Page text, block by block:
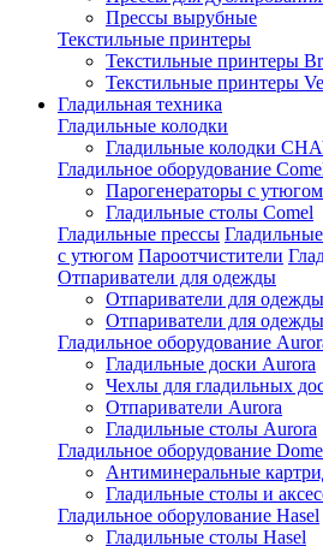
Прессы вырубные
Текстильные принтеры
Текстильные принтеры
Текстильные принтеры
Гладильная техника
Гладильные колодки
Гладильные колодки
Гладильное оборудование
Парогенераторы с
Гладильные столы Comel
Гладильные прессы
с утюгом Пароотчистители
Отпариватели для одежды
Отпариватели для
Отпариватели для
Гладильное оборудование
Гладильные доски Aurora
Чехлы для гладильных
Отпариватели Aurora
Гладильные столы Aurora
Гладильное оборудование
Антиминеральные
Гладильные столы и
Гладильное оборулование Hasel
Гладильные столы Hasel